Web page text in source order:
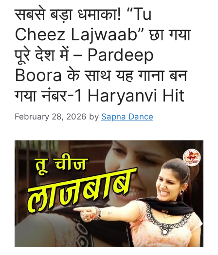
सबसे बड़ा धमाका! “Tu
Cheez Lajwaab” छा गया
पूरे देश में – Pardeep
Boora के साथ यह गाना बन
गया नंबर-1 Haryanvi Hit
February 28, 2026 by Sapna Dance